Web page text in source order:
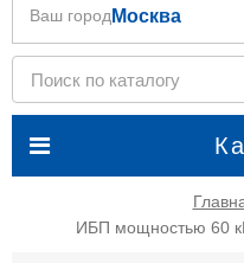
Ваш город Москва
ИБП мощностью 60